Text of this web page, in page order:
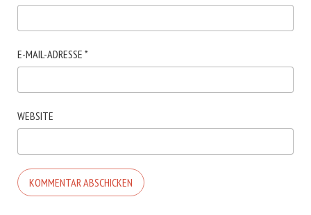
E-MAIL-ADRESSE *
WEBSITE